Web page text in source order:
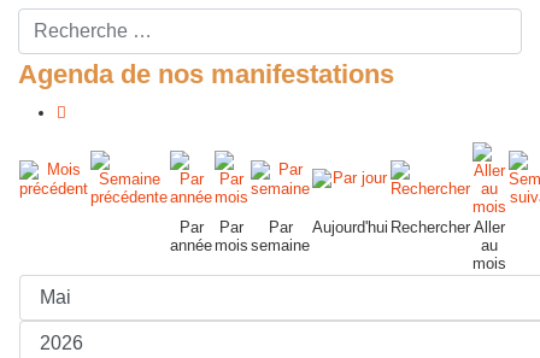
Rechercher ...
Agenda de nos manifestations
Par
année
Par
mois
Par
semaine
Aujourd'hui Rechercher Aller
au
mois